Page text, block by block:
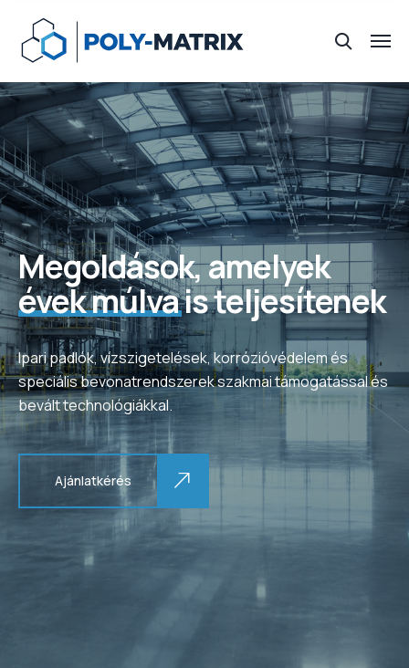
Megoldások, amelyek
évek múlvais teljesítenek
Ipari padlók, vízszigetelések, korrózióvédelem és
speciális bevonatrendszerek szakmai támogatással és
bevált technológiákkal.
Ajánlatkérés